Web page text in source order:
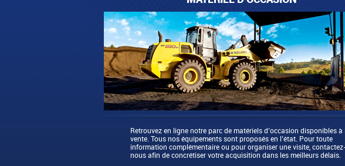
Retrouvez en ligne notre parc de matériels d’occasion disponibles à
vente. Tous nos équipements sont proposés en l’état. Pour toute
information complémentaire ou pour organiser une visite,
nous afin de concrétiser votre acquisition dans les meilleurs délais.